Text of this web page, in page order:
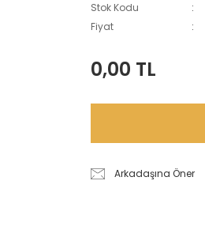
Stok Kodu
Fiyat
0,00 TL
Arkadaşına Öner